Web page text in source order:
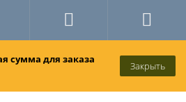
сумма для заказа
Закрыть